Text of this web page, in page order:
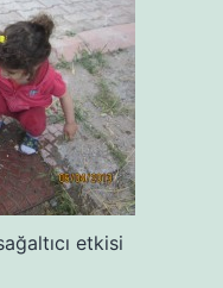
etkisi